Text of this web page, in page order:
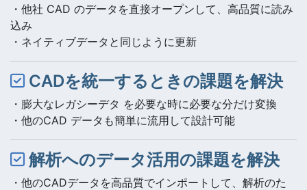
・他社 CAD のデータを直接オープンして、高品質に読み
込み
・ネイティブデータと同じように更新
CADを統一するときの課題を解決
・膨大なレガシーデタ を必要な時に必要な分だけ変換
・他のCAD データも簡単に流用して設計可能
解析へのデータ活用の課題を解決
・他のCADデータを高品質でインポートして、解析のた